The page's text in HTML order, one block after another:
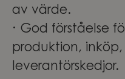
av värde.
· God förståelse
produktion,
leverantörskedjor.